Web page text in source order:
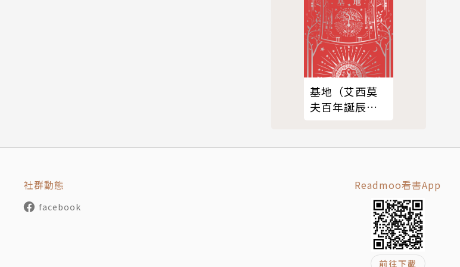
基地（艾西莫
夫百年誕辰紀
社群動態
facebook
Readmoo看書App
前往下載